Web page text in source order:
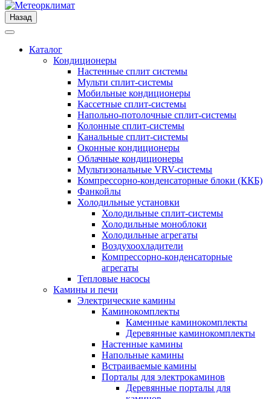
Назад
Каталог
Кондиционеры
Настенные сплит системы
Мульти сплит-системы
Мобильные кондиционеры
Кассетные сплит-системы
Напольно-потолочные сплит-системы
Колонные сплит-системы
Канальные сплит-системы
Оконные кондиционеры
Облачные кондиционеры
Мультизональные VRV-системы
Компрессорно-конденсаторные блоки (ККБ)
Фанкойлы
Холодильные установки
Холодильные сплит-системы
Холодильные моноблоки
Холодильные агрегаты
Воздухоохладители
Компрессорно-конденсаторные
агрегаты
Тепловые насосы
Камины и печи
Электрические камины
Каминокомплекты
Каменные каминокомплекты
Деревянные каминокомплекты
Настенные камины
Напольные камины
Встраиваемые камины
Порталы для электрокаминов
Деревянные порталы для